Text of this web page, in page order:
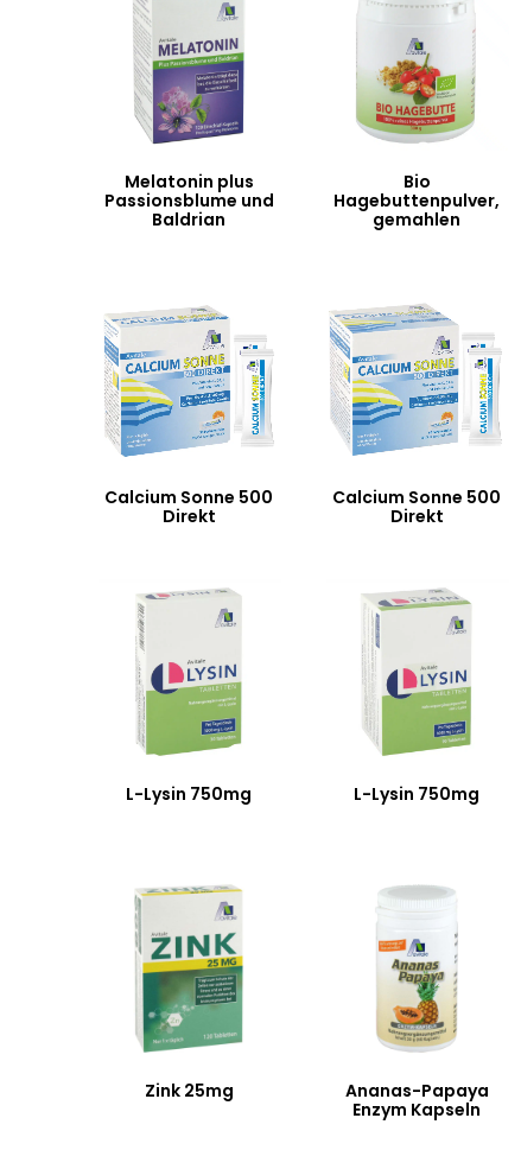
Melatonin plus
Passionsblume und
Baldrian
Bio
Hagebuttenpulver,
gemahlen
Calcium Sonne 500
Direkt
Calcium Sonne 500
Direkt
L-Lysin 750mg L-Lysin 750mg
Zink 25mg
Ananas-Papaya
Enzym Kapseln